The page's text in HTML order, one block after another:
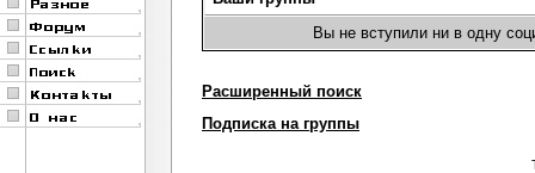
Вы не вступили ни в одну
Расширенный поиск
Подписка на группы